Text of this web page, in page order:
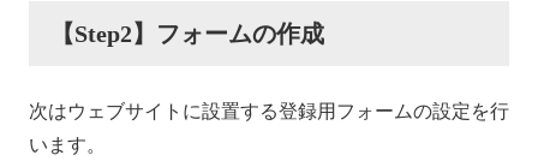
【Step2】フォームの作成
次はウェブサイトに設置する登録用フォームの設定を行
います。